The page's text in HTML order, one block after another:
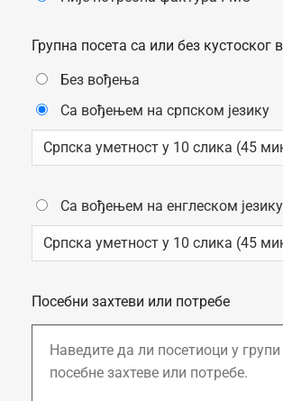
Групна посета са или без кустоског
Без вођења
Са вођењем на српском језику
Са вођењем на енглеском језику
Посебни захтеви или потребе